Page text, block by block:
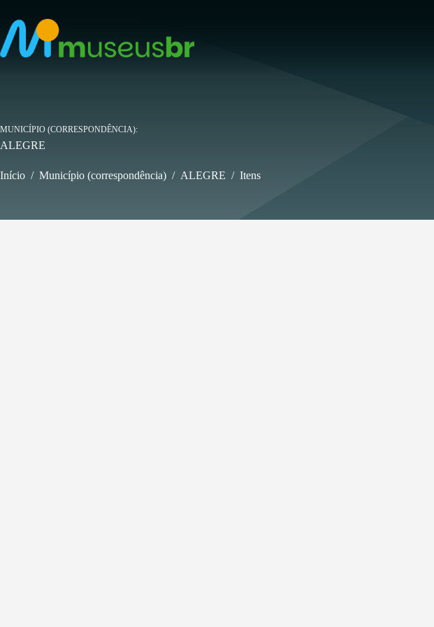
para
conteúdo
MUNICÍPIO (CORRESPONDÊNCIA)
ALEGRE
Início / Município (correspondência) / ALEGRE / Itens